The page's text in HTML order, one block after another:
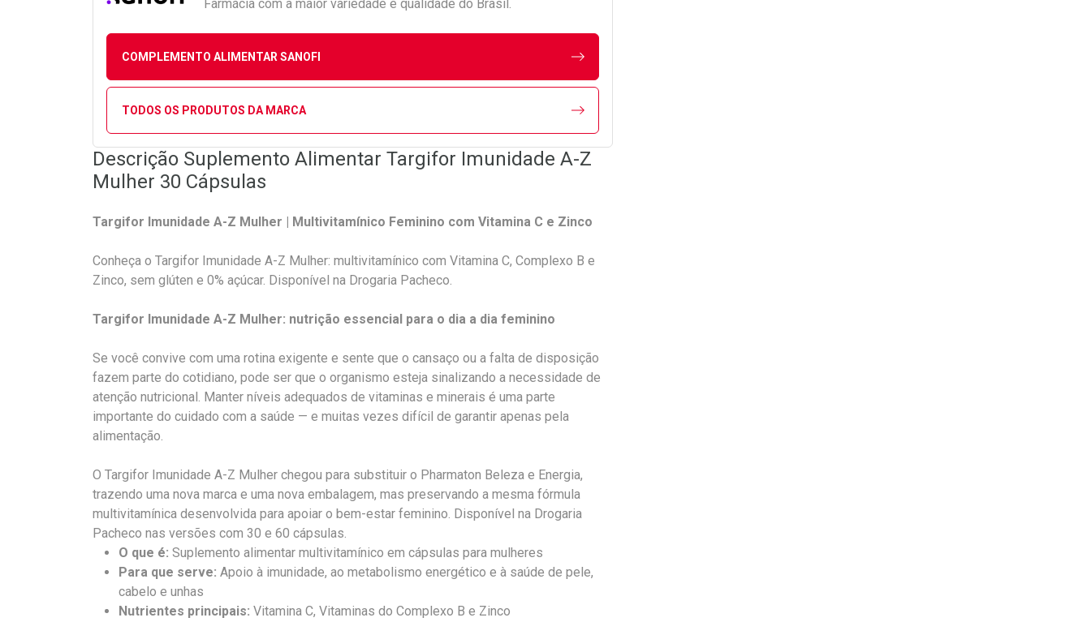
Farmácia com a maior variedade e qualidade do Brasil.
COMPLEMENTO ALIMENTAR SANOFI
TODOS OS PRODUTOS DA MARCA
Descrição Suplemento Alimentar Targifor Imunidade A-Z
Mulher 30 Cápsulas
Targifor Imunidade A-Z Mulher | Multivitamínico Feminino com Vitamina C e Zinco
Conheça o Targifor Imunidade A-Z Mulher: multivitamínico com Vitamina C, Complexo B e
Zinco, sem glúten e 0% açúcar. Disponível na Drogaria Pacheco.
Targifor Imunidade A-Z Mulher: nutrição essencial para o dia a dia feminino
Se você convive com uma rotina exigente e sente que o cansaço ou a falta de disposição
fazem parte do cotidiano, pode ser que o organismo esteja sinalizando a necessidade de
atenção nutricional. Manter níveis adequados de vitaminas e minerais é uma parte
importante do cuidado com a saúde — e muitas vezes difícil de garantir apenas pela
alimentação.
O Targifor Imunidade A-Z Mulher chegou para substituir o Pharmaton Beleza e Energia,
trazendo uma nova marca e uma nova embalagem, mas preservando a mesma fórmula
multivitamínica desenvolvida para apoiar o bem-estar feminino. Disponível na Drogaria
Pacheco nas versões com 30 e 60 cápsulas.
O que é: Suplemento alimentar multivitamínico em cápsulas para mulheres
Para que serve: Apoio à imunidade, ao metabolismo energético e à saúde de pele,
cabelo e unhas
Nutrientes principais: Vitamina C, Vitaminas do Complexo B e Zinco